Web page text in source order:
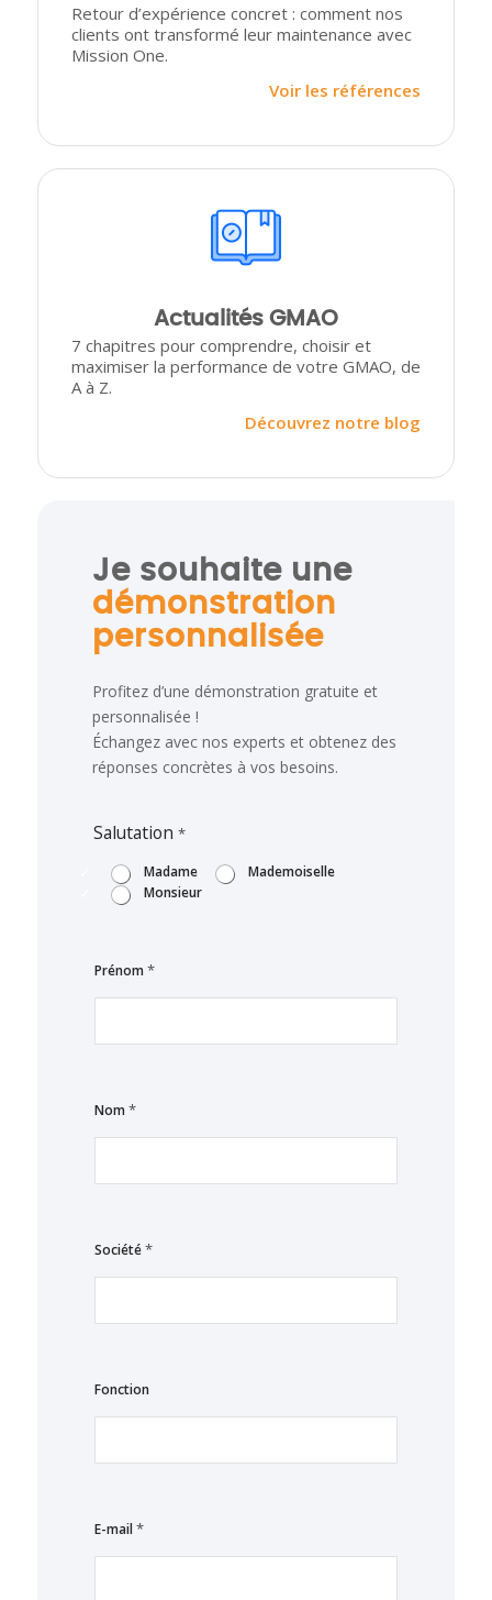
Retour d’expérience concret : comment nos
clients ont transformé leur maintenance avec
Mission One.
Voir les références
Actualités GMAO
7 chapitres pour comprendre, choisir et
maximiser la performance de votre GMAO, de
A à Z.
Découvrez notre blog
Je souhaite une
démonstration
personnalisée
Profitez d’une démonstration gratuite et
personnalisée !
Échangez avec nos experts et obtenez des
réponses concrètes à vos besoins.
Salutation *
Madame
Mademoiselle
Monsieur
Prénom*
Nom*
Société*
Fonction
E-mail*